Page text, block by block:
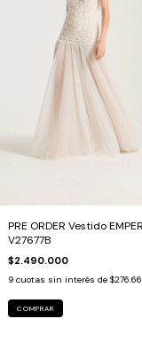
PRE ORDER Vestido
V27677B
$2.490.000
9 cuotas sin interés de
COMPRAR